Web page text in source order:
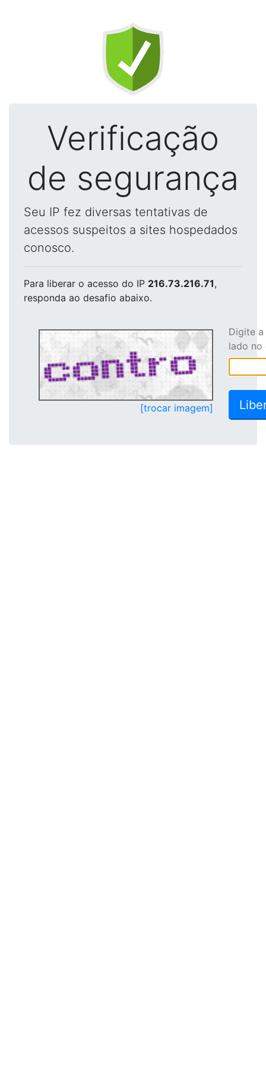
Verificação
de segurança
Seu IP fez diversas tentativas de
acessos suspeitos a sites hospedados
conosco.
Para liberar o acesso do IP 216.73.216.71,
responda ao desafio abaixo.
[trocar imagem]
Digite
lado no